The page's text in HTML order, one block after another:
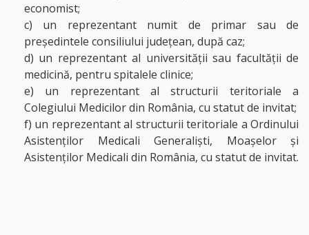
economist;
c) un reprezentant numit de primar sau de
președintele consiliului județean, după caz;
d) un reprezentant al universității sau facultății de
medicină, pentru spitalele clinice;
e) un reprezentant al structurii teritoriale a
Colegiului Medicilor din România, cu statut de invitat;
f) un reprezentant al structurii teritoriale a Ordinului
Asistenților Medicali Generaliști, Moașelor și
Asistenților Medicali din România, cu statut de invitat.